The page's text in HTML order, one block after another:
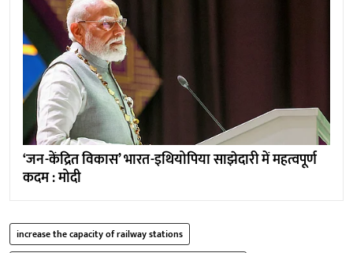
‘जन-केंद्रित विकास’ भारत-इथियोपिया साझेदारी में महत्वपूर्ण
कदम : मोदी
increase the capacity of railway stations